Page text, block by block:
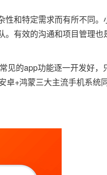
性和特定需求而有所不同。
。有效的沟通和项目管理也
见的app功能逐一开发好，
卓+鸿蒙三大主流手机系统